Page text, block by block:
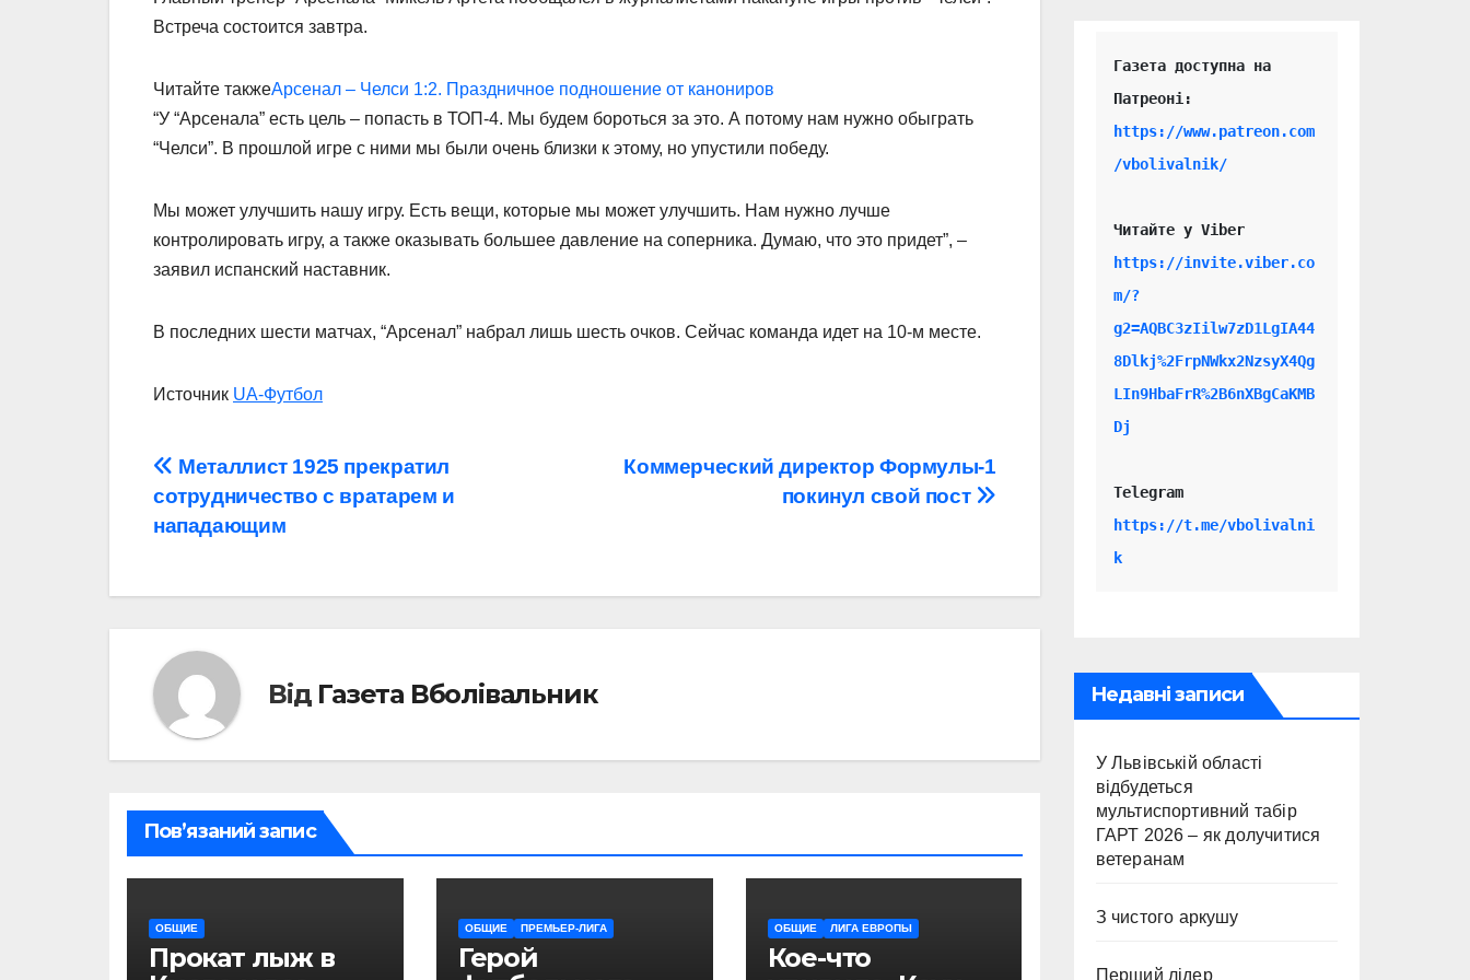
Встреча состоится завтра.
Читайте такжеАрсенал – Челси 1:2. Праздничное подношение от канониров
“У “Арсенала” есть цель – попасть в ТОП-4. Мы будем бороться за это. А потому нам нужно обыграть
“Челси”. В прошлой игре с ними мы были очень близки к этому, но упустили победу.
Мы может улучшить нашу игру. Есть вещи, которые мы может улучшить. Нам нужно лучше
контролировать игру, а также оказывать большее давление на соперника. Думаю, что это придет”, –
заявил испанский наставник.
В последних шести матчах, “Арсенал” набрал лишь шесть очков. Сейчас команда идет на 10-м месте.
Источник UA-Футбол
Навігація
записів
Коммерческий директор Формулы-1
покинул свой пост
Металлист 1925 прекратил
сотрудничество с вратарем и
нападающим
Від Газета Вболівальник
Пов’язаний запис
ОБЩИЕ
Прокат лыж в
ОБЩИЕ ПРЕМЬЕР-ЛИГА
Герой
ОБЩИЕ ЛИГА ЕВРОПЫ
Кое-что
Газета доступна на
https://www.patreon.com
/vbolivalnik/
Читайте у Viber
https://invite.viber.co
m/?
g2=AQBC3zIilw7zD1LgIA44
8Dlkj%2FrpNWkx2NzsyX4Qg
LIn9HbaFrR%2B6nXBgCaKMB
Dj
Telegram
https://t.me/vbolivalni
k
Недавні записи
У Львівській області
відбудеться
мультиспортивний табір
ГАРТ 2026 – як долучитися
ветеранам
З чистого аркушу
Перший лідер